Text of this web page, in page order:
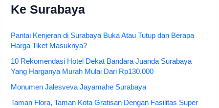
Ke Surabaya
Pantai Kenjeran di Surabaya Buka Atau Tutup dan Berapa
Harga Tiket Masuknya?
10 Rekomendasi Hotel Dekat Bandara Juanda Surabaya
Yang Harganya Murah Mulai Dari Rp130.000
Monumen Jalesveva Jayamahe Surabaya
Taman Flora, Taman Kota Gratisan Dengan Fasilitas Super